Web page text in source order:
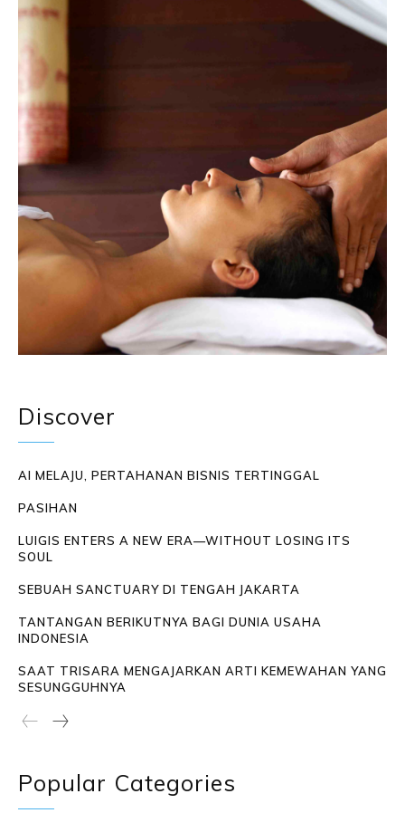
Discover
AI MELAJU, PERTAHANAN BISNIS TERTINGGAL
PASIHAN
LUIGIS ENTERS A NEW ERA—WITHOUT LOSING ITS
SOUL
SEBUAH SANCTUARY DI TENGAH JAKARTA
TANTANGAN BERIKUTNYA BAGI DUNIA USAHA
INDONESIA
SAAT TRISARA MENGAJARKAN ARTI KEMEWAHAN YANG
SESUNGGUHNYA
Popular Categories